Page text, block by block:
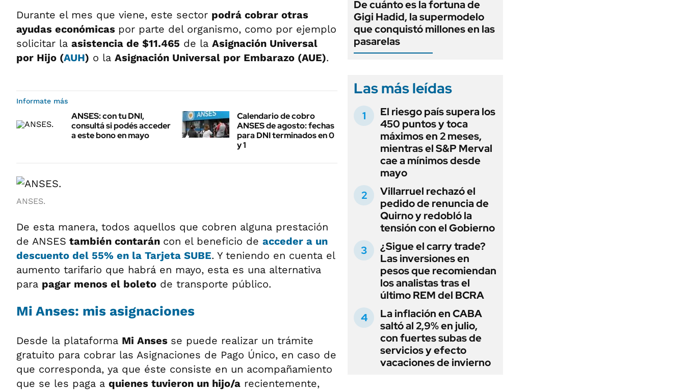
Durante el mes que viene, este sector podrá cobrar otras
ayudas económicas por parte del organismo, como por ejemplo
solicitar la asistencia de $11.465 de la Asignación Universal
por Hijo (AUH) o la Asignación Universal por Embarazo (AUE).
Informate más
ANSES: con tu DNI,
consultá si podés acceder
a este bono en mayo
Calendario de cobro
ANSES de agosto: fechas
para DNI terminados en 0
y 1
ANSES.
De esta manera, todos aquellos que cobren alguna prestación
de ANSES también contarán con el beneficio de acceder a un
descuento del 55% en la Tarjeta SUBE. Y teniendo en cuenta el
aumento tarifario que habrá en mayo, esta es una alternativa
para pagar menos el boleto de transporte público.
Mi Anses: mis asignaciones
Desde la plataforma Mi Anses se puede realizar un trámite
gratuito para cobrar las Asignaciones de Pago Único, en caso de
que corresponda, ya que éste consiste en un acompañamiento
que se les paga a quienes tuvieron un hijo/a recientemente,
De cuánto es la fortuna de
Gigi Hadid, la supermodelo
que conquistó millones en las
pasarelas
Las más leídas
El riesgo país supera los
450 puntos y toca
máximos en 2 meses,
mientras el S&P Merval
cae a mínimos desde
mayo
Villarruel rechazó el
pedido de renuncia de
Quirno y redobló la
tensión con el Gobierno
¿Sigue el carry trade?
Las inversiones en
pesos que recomiendan
los analistas tras el
último REM del BCRA
La inflación en CABA
saltó al 2,9% en julio,
con fuertes subas de
servicios y efecto
vacaciones de invierno